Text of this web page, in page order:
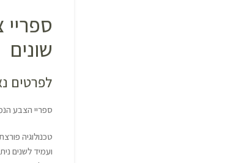
שונים
לפרטים
ספריי הצבע
טכנולוגיה
ועמיד לשנים